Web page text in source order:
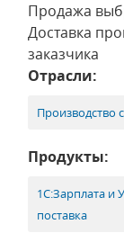
Продажа
Доставка
заказчика
Отрасли:
Производство
Продукты:
1С:Зарплата и
поставка